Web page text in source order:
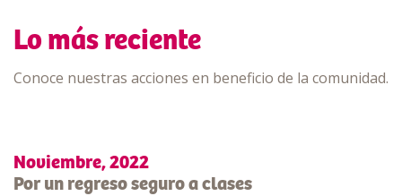
Lo más reciente
Conoce nuestras acciones en beneficio de la comunidad.
Noviembre, 2022
Por un regreso seguro a clases